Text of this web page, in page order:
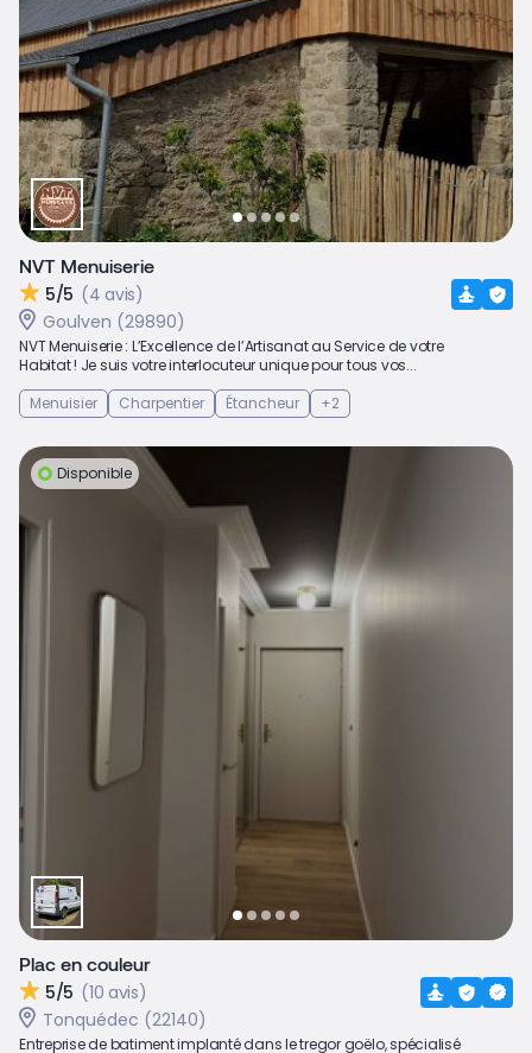
NVT Menuiserie
5/5 (4 avis)
Goulven (29890)
NVT Menuiserie : L’Excellence de l’Artisanat au Service de votre
Habitat ! Je suis votre interlocuteur unique pour tous vos...
Menuisier
Charpentier Étancheur +2
Disponible
Plac en couleur
5/5 (10 avis)
Tonquédec (22140)
Entreprise de batiment implanté dans le tregor goëlo, spécialisé